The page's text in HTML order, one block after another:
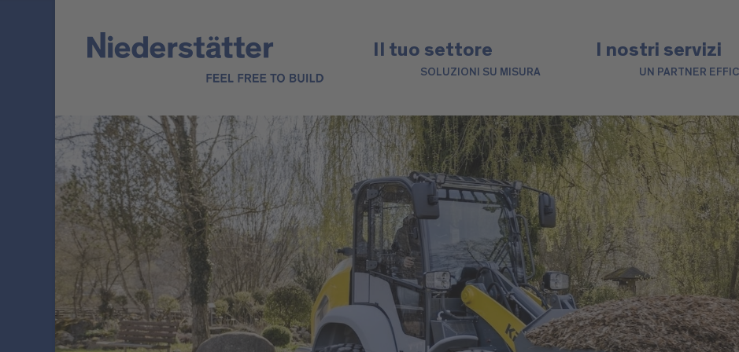
Il tuo settore
SOLUZIONI SU MISURA
I nostri servizi
UN PARTNER